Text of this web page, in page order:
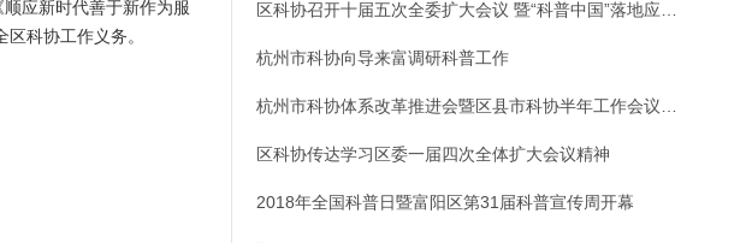
应新时代善于新作为服
科协工作义务。
杭州市科协向导来富调研科普工作
区科协传达学习区委一届四次全体扩大会议精神
2018年全国科普日暨富阳区第31届科普宣传周开幕